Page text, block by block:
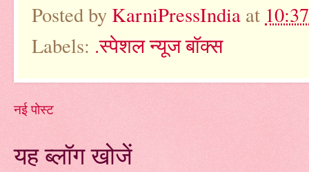
Posted by KarniPressIndia at
Labels: .स्पेशल न्यूज बॉक्स
नई पोस्ट
यह ब्लॉग खोजें